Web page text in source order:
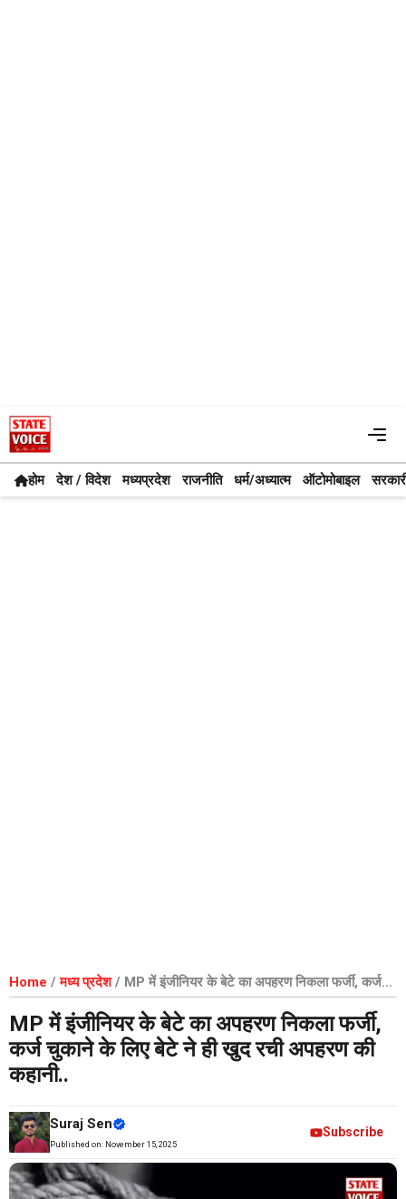
Skip
to
content
होम देश / विदेश मध्यप्रदेश राजनीति धर्म/अध्यात्म ऑटोमोबाइल
Home /मध्य प्रदेश/ MP में इंजीनियर के बेटे का अपहरण निकला फर्जी, कर्ज
चुकाने के लिए बेटे ने ही खुद रची अपहरण की कहानी..
MP में इंजीनियर के बेटे का अपहरण निकला फर्जी,
कर्ज चुकाने के लिए बेटे ने ही खुद रची अपहरण की
कहानी..
Suraj Sen
Published on: November 15, 2025
Subscribe